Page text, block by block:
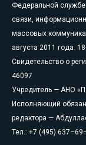
Федеральной
связи,
массовых
августа 2011 года.
Свидетельство о
46097
Учредитель — АНО
Исполняющий
редактора —
Тел.: +7 (495)